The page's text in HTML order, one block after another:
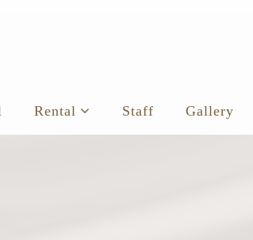
Rental Staff Gallery